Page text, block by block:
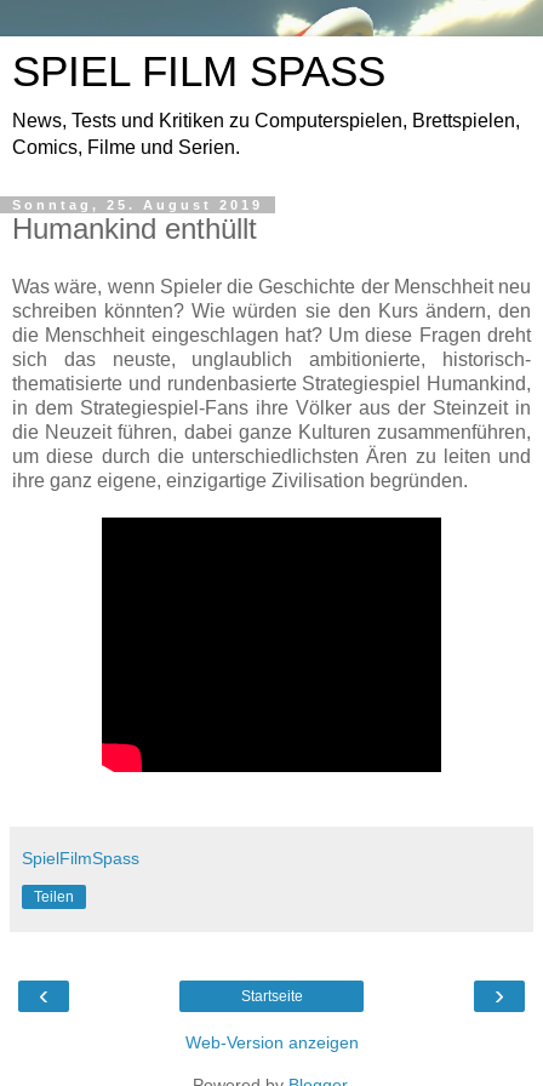
SPIEL FILM SPASS
News, Tests und Kritiken zu Computerspielen, Brettspielen,
Comics, Filme und Serien.
Sonntag, 25. August 2019
Humankind enthüllt
Was wäre, wenn Spieler die Geschichte der Menschheit neu
schreiben könnten? Wie würden sie den Kurs ändern, den
die Menschheit eingeschlagen hat? Um diese Fragen dreht
sich das neuste, unglaublich ambitionierte, historisch-
thematisierte und rundenbasierte Strategiespiel Humankind,
in dem Strategiespiel-Fans ihre Völker aus der Steinzeit in
die Neuzeit führen, dabei ganze Kulturen zusammenführen,
um diese durch die unterschiedlichsten Ären zu leiten und
ihre ganz eigene, einzigartige Zivilisation begründen.
SpielFilmSpass
Teilen
‹ ›
Startseite
Web-Version anzeigen